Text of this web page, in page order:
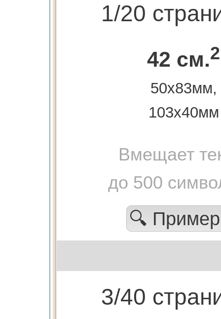
1/20
42 см.2
50х83мм,
103х40мм
Вмещает
до 500
🔍
3/40